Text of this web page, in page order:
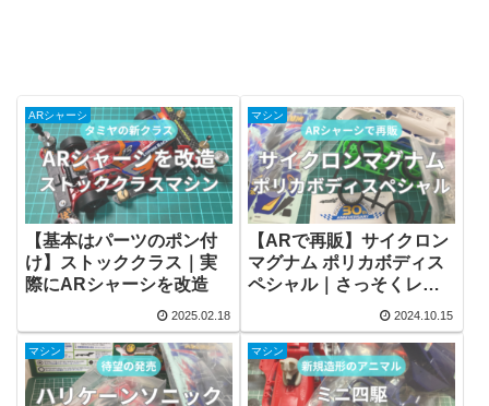
ARシャーシ
【基本はパーツのポン付
け】ストッククラス｜実
際にARシャーシを改造
2025.02.18
マシン
【ARで再販】サイクロン
マグナム ポリカボディス
ペシャル｜さっそくレビ
2024.10.15
マシン マシン